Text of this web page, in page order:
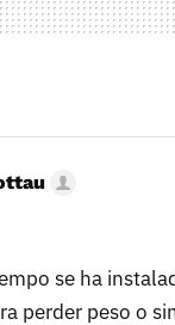
se ha
perder peso o